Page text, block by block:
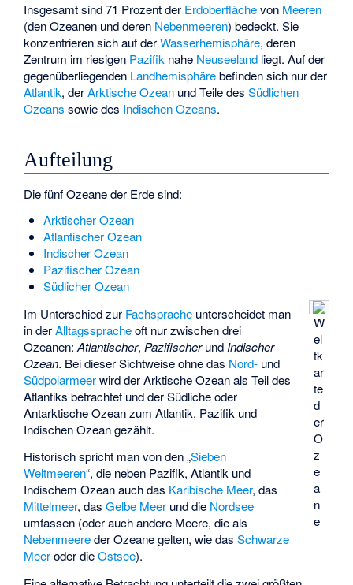
Insgesamt sind 71 Prozent der Erdoberflächevon Meeren
(den Ozeanen und deren Nebenmeeren) bedeckt. Sie
konzentrieren sich auf derWasserhemisphäre, deren
Zentrum im riesigen Pazifik nahe Neuseeland liegt. Auf der
gegenüberliegenden Landhemisphärebefinden sich nur der
Atlantik, derArktische Ozean und Teile desSüdlichen
Ozeans sowie des Indischen Ozeans.
Aufteilung
Die fünf Ozeane der Erde sind:
Arktischer Ozean
Atlantischer Ozean
Indischer Ozean
Pazifischer Ozean
Südlicher Ozean
W
el
tk
ar
te
d
er
O
z
e
a
n
e
Im Unterschied zur Fachsprache unterscheidet man
in derAlltagsspracheoft nur zwischen drei
Ozeanen:Atlantischer, Pazifischerund Indischer
Ozean. Bei dieser Sichtweise ohne das Nord- und
Südpolarmeerwird der Arktische Ozean als Teil des
Atlantiks betrachtet und der Südliche oder
Antarktische Ozean zum Atlantik, Pazifik und
Indischen Ozean gezählt.
Historisch spricht man von den „Sieben
Weltmeeren“, die neben Pazifik, Atlantik und
Indischem Ozean auch das Karibische Meer, das
Mittelmeer, dasGelbe Meer und die Nordsee
umfassen (oder auch andere Meere, die als
Nebenmeereder Ozeane gelten, wie dasSchwarze
Meeroder dieOstsee).